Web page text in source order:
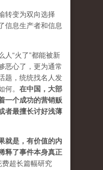
转变为双向选择
信息生产者和信息
人“火了”都能被新
恶心了，更为通常
题，统统找名人发
何。 在中国，大部
一个成功的营销贩
者最擅长讨好浅薄
就是，有价值的内
释了事件本身真正
超长篇幅研究